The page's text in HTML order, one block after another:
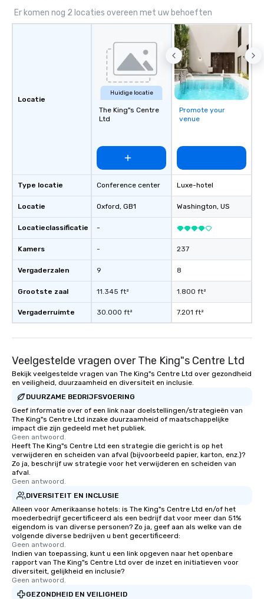
connections create a
collaborative
communication
itself.
Er komen nog 2 locaties overeen met uw behoeften
Locatie
Type locatie
Locatie
Locatieclassificatie
Kamers
Vergaderzalen
Grootste zaal
Vergaderruimte
Huidige locatie
The King"s Centre
Ltd
Conference center
Oxford, GB1
-
-
9
11.345 ft²
30.000 ft²
Promote your
venue
Luxe-hotel
Washington, US
237
8
1.800 ft²
7.201 ft²
Veelgestelde vragen over The King"s Centre Ltd
Bekijk veelgestelde vragen van The King"s Centre Ltd over gezondheid
en veiligheid, duurzaamheid en diversiteit en inclusie.
DUURZAME BEDRIJFSVOERING
Geef informatie over of een link naar doelstellingen/strategieën van
The King"s Centre Ltd inzake duurzaamheid of maatschappelijke
impact die zijn gedeeld met het publiek.
Geen antwoord.
Heeft The King"s Centre Ltd een strategie die gericht is op het
verwijderen en scheiden van afval (bijvoorbeeld papier, karton, enz.)?
Zo ja, beschrijf uw strategie voor het verwijderen en scheiden van
afval.
Geen antwoord.
DIVERSITEIT EN INCLUSIE
Alleen voor Amerikaanse hotels: is The King"s Centre Ltd en/of het
moederbedrijf gecertificeerd als een bedrijf dat voor meer dan 51%
eigendom is van diverse personen? Zo ja, geef aan als welke van de
volgende diverse bedrijven u bent gecertificeerd:
Geen antwoord.
Indien van toepassing, kunt u een link opgeven naar het openbare
rapport van The King"s Centre Ltd over de inzet en initiatieven voor
diversiteit, gelijkheid en inclusie?
Geen antwoord.
GEZONDHEID EN VEILIGHEID